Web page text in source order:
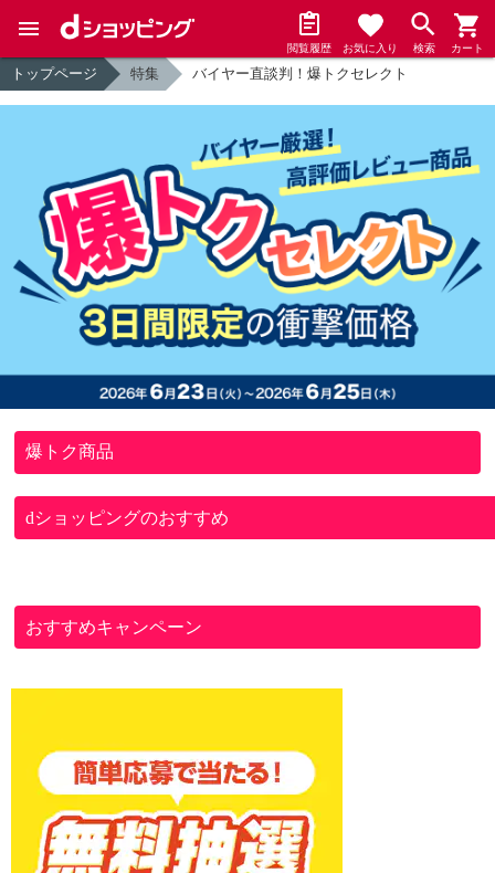
閲覧履歴 お気に入り 検索 カート
トップページ 特集 バイヤー直談判！爆トクセレクト
爆トク商品
dショッピングのおすすめ
おすすめキャンペーン